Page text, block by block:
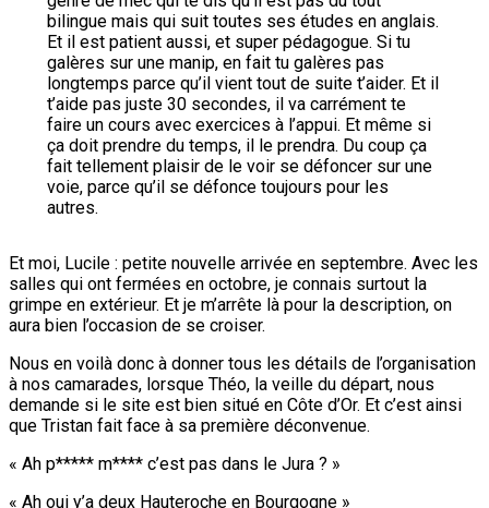
bilingue mais qui suit toutes ses études en anglais.
Et il est patient aussi, et super pédagogue. Si tu
galères sur une manip, en fait tu galères pas
longtemps parce qu’il vient tout de suite t’aider. Et il
t’aide pas juste 30 secondes, il va carrément te
faire un cours avec exercices à l’appui. Et même si
ça doit prendre du temps, il le prendra. Du coup ça
fait tellement plaisir de le voir se défoncer sur une
voie, parce qu’il se défonce toujours pour les
autres.
Et moi, Lucile : petite nouvelle arrivée en septembre. Avec les
salles qui ont fermées en octobre, je connais surtout la
grimpe en extérieur. Et je m’arrête là pour la description, on
aura bien l’occasion de se croiser.
Nous en voilà donc à donner tous les détails de l’organisation
à nos camarades, lorsque Théo, la veille du départ, nous
demande si le site est bien situé en Côte d’Or. Et c’est ainsi
que Tristan fait face à sa première déconvenue.
« Ah p***** m**** c’est pas dans le Jura ? »
« Ah oui y’a deux Hauteroche en Bourgogne »